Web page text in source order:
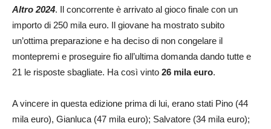
Altro 2024. Il concorrente è arrivato al gioco finale con un
importo di 250 mila euro. Il giovane ha mostrato subito
un’ottima preparazione e ha deciso di non congelare il
montepremi e proseguire fio all’ultima domanda dando tutte e
21 le risposte sbagliate. Ha così vinto 26 mila euro.
A vincere in questa edizione prima di lui, erano stati Pino (44
mila euro), Gianluca (47 mila euro); Salvatore (34 mila euro);